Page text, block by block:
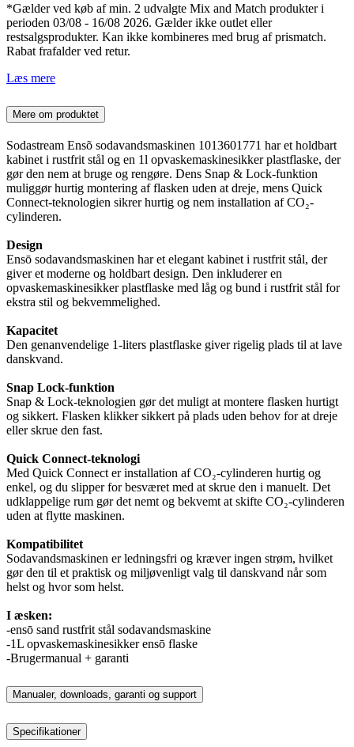
*Gælder ved køb af min. 2 udvalgte Mix and Match produkter i
perioden 03/08 - 16/08 2026. Gælder ikke outlet eller
restsalgsprodukter. Kan ikke kombineres med brug af prismatch.
Rabat frafalder ved retur.
Læs mere
Mere om produktet
Sodastream Ensõ sodavandsmaskinen 1013601771 har et holdbart
kabinet i rustfrit stål og en 1l opvaskemaskinesikker plastflaske, der
gør den nem at bruge og rengøre. Dens Snap & Lock-funktion
muliggør hurtig montering af flasken uden at dreje, mens Quick
Connect-teknologien sikrer hurtig og nem installation af CO₂-
cylinderen.
Design
Ensō sodavandsmaskinen har et elegant kabinet i rustfrit stål, der
giver et moderne og holdbart design. Den inkluderer en
opvaskemaskinesikker plastflaske med låg og bund i rustfrit stål for
ekstra stil og bekvemmelighed.
Kapacitet
Den genanvendelige 1-liters plastflaske giver rigelig plads til at lave
danskvand.
Snap Lock-funktion
Snap & Lock-teknologien gør det muligt at montere flasken hurtigt
og sikkert. Flasken klikker sikkert på plads uden behov for at dreje
eller skrue den fast.
Quick Connect-teknologi
Med Quick Connect er installation af CO₂-cylinderen hurtig og
enkel, og du slipper for besværet med at skrue den i manuelt. Det
udklappelige rum gør det nemt og bekvemt at skifte CO₂-cylinderen
uden at flytte maskinen.
Kompatibilitet
Sodavandsmaskinen er ledningsfri og kræver ingen strøm, hvilket
gør den til et praktisk og miljøvenligt valg til danskvand når som
helst og hvor som helst.
I æsken:
-ensō sand rustfrit stål sodavandsmaskine
-1L opvaskemaskinesikker ensō flaske
-Brugermanual + garanti
Manualer, downloads, garanti og support
Specifikationer